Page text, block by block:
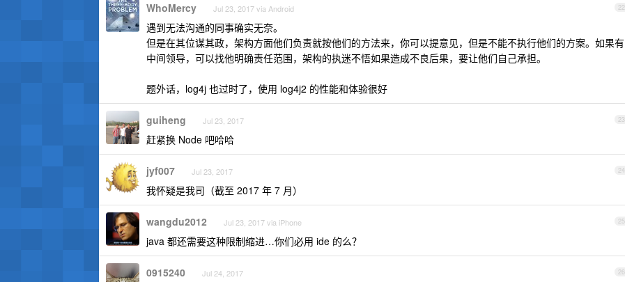
22
WhoMercy Jul 23, 2017 via Android
遇到无法沟通的同事确实无奈。
但是在其位谋其政，架构方面他们负责就按他们的方法来，你可以提意见，但是不能不执行他们的方案。如果有
中间领导，可以找他明确责任范围，架构的执迷不悟如果造成不良后果，要让他们自己承担。
题外话，log4j 也过时了，使用 log4j2 的性能和体验很好
23
guiheng Jul 23, 2017
赶紧换 Node 吧哈哈
24
jyf007 Jul 23, 2017
我怀疑是我司（截至 2017 年 7 月）
25
wangdu2012 Jul 23, 2017 via iPhone
java 都还需要这种限制缩进…你们必用 ide 的么？
26
0915240 Jul 24, 2017